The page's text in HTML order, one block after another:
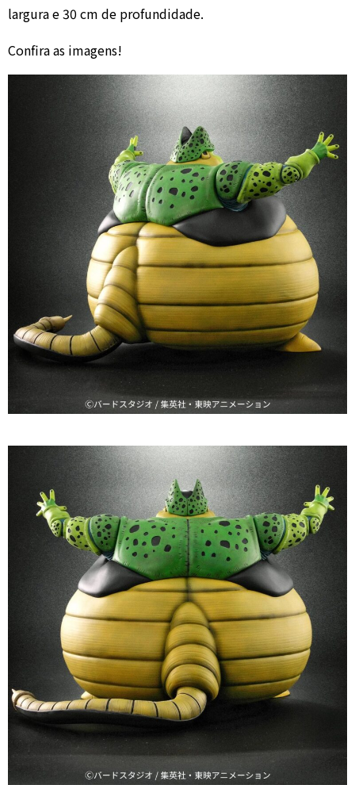
largura e 30 cm de profundidade.
Confira as imagens!